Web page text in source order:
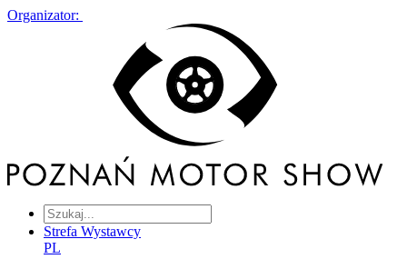
Organizator:
Strefa Wystawcy
PL